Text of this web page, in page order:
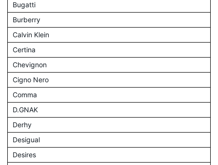
Bugatti
Burberry
Calvin Klein
Certina
Chevignon
Cigno Nero
Comma
D.GNAK
Derhy
Desigual
Desires